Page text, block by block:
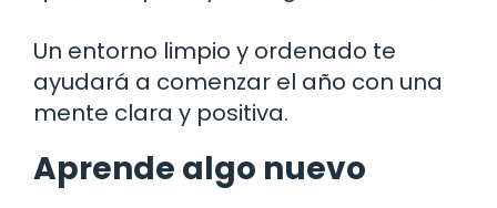
Un entorno limpio y ordenado te
ayudará a comenzar el año con una
mente clara y positiva.
Aprende algo nuevo